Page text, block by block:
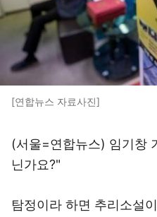
[연합뉴스 자료사진]
(서울=연합뉴스) 임기창
닌가요?"
탐정이라 하면 추리소설